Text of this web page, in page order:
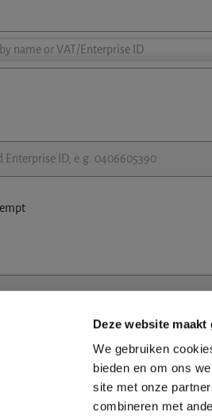
Deze website
We gebruiken
bieden en om ons
site met onze
combineren met
name or VAT/Enterprise ID